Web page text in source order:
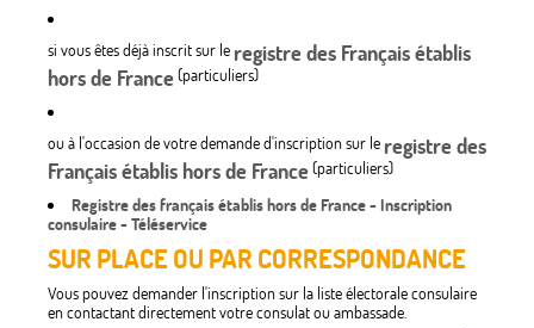
si vous êtes déjà inscrit sur le registre des Français établis
hors de France(particuliers)
ou à l'occasion de votre demande d'inscription sur le registre des
Français établis hors de France(particuliers)
Registre des français établis hors de France - Inscription
consulaire - Téléservice
SUR PLACE OU PAR CORRESPONDANCE
Vous pouvez demander l'inscription sur la liste électorale consulaire
en contactant directement votre consulat ou ambassade.